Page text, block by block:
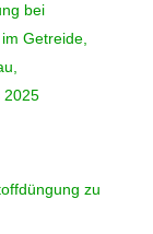
bei
Getreide,
2025
zu